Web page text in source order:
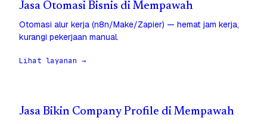
Jasa Otomasi Bisnis di Mempawah
Otomasi alur kerja (n8n/Make/Zapier) — hemat jam kerja,
kurangi pekerjaan manual.
Lihat layanan →
Jasa Bikin Company Profile di Mempawah